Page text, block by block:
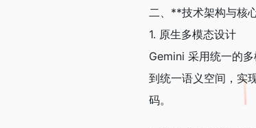
二、**技术架构与核
1. 原生多模态设计
Gemini 采用统一的
到统一语义空间，实
码。